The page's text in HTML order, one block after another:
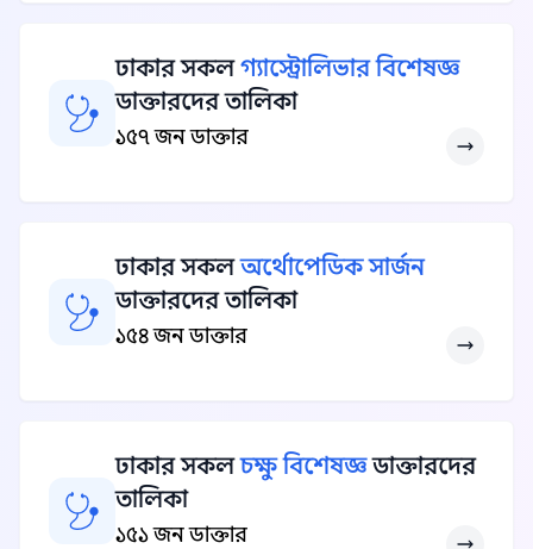
ঢাকার সকলগ্যাস্ট্রোলিভার বিশেষজ্ঞ
ডাক্তারদের তালিকা
১৫৭ জন ডাক্তার
ঢাকার সকলঅর্থোপেডিক সার্জন
ডাক্তারদের তালিকা
১৫৪ জন ডাক্তার
ঢাকার সকলচক্ষু বিশেষজ্ঞডাক্তারদের
তালিকা
১৫১ জন ডাক্তার